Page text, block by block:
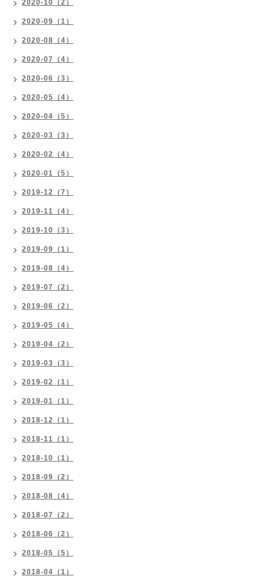
2020-10（2）
2020-09（1）
2020-08（4）
2020-07（4）
2020-06（3）
2020-05（4）
2020-04（5）
2020-03（3）
2020-02（4）
2020-01（5）
2019-12（7）
2019-11（4）
2019-10（3）
2019-09（1）
2019-08（4）
2019-07（2）
2019-06（2）
2019-05（4）
2019-04（2）
2019-03（3）
2019-02（1）
2019-01（1）
2018-12（1）
2018-11（1）
2018-10（1）
2018-09（2）
2018-08（4）
2018-07（2）
2018-06（2）
2018-05（5）
2018-04（1）